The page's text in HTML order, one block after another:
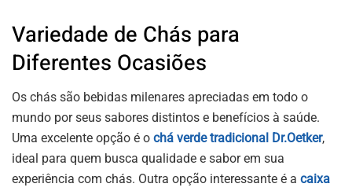
Variedade de Chás para
Diferentes Ocasiões
Os chás são bebidas milenares apreciadas em todo o
mundo por seus sabores distintos e benefícios à saúde.
Uma excelente opção é o chá verde tradicional Dr.Oetker,
ideal para quem busca qualidade e sabor em sua
experiência com chás. Outra opção interessante é a caixa